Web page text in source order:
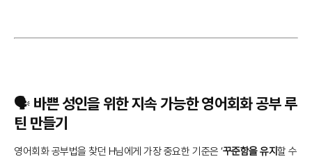
🗣️ 바쁜 성인을 위한 지속 가능한 영어회화 공부 루
틴 만들기
영어회화 공부법을 찾던 H님에게 가장 중요한 기준은 ‘꾸준함을 유지할 수